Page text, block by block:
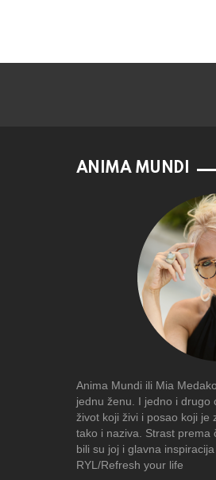
ANIMA MUNDI
Anima Mundi ili Mia
jednu ženu. I jedno i drugo
život koji živi i posao koji je
tako i naziva. Strast prema
bili su joj i glavna
RYL/Refresh your life